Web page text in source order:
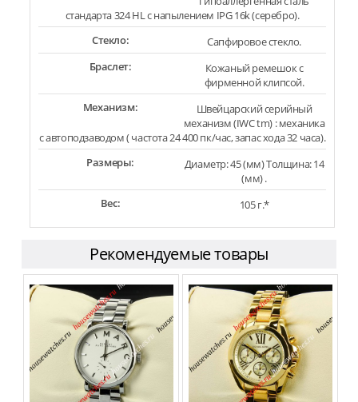
стандарта 324 HL с напылением IPG 16k (серебро).
Стекло:
Сапфировое стекло.
Браслет:
Кожаный ремешок с
фирменной клипсой.
Механизм:
Швейцарский серийный
механизм (IWC tm) : механика
с автоподзаводом ( частота 24 400 пк/час, запас хода 32 часа).
Размеры:
Диаметр: 45 (мм) Толщина: 14
(мм) .
Вес:
105 г.*
Рекомендуемые товары